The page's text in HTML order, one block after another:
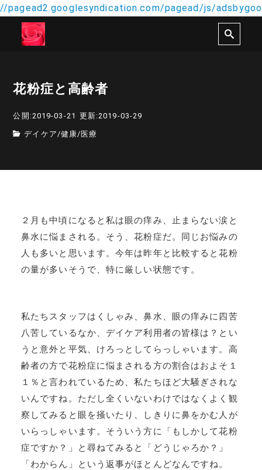
//pagead2.googlesyndication.com/pagead/js/
花粉症と高齢者
公開:2019-03-21 更新:2019-03-29
デイケア /健康/医療
２月も中頃になると私は眼の痒み、止まらない涙と
鼻水に悩まされる。そう、花粉症だ。同じお悩みの
人も多いと思います。今年は昨年と比較すると花粉
の量が多いそうで、特に厳しい状態です。
私たちスタッフはくしゃみ、鼻水、眼の痒みに四苦
八苦しているなか、デイケア利用者の皆様は？とい
うと意外と平気、けろっとしてらっしゃいます。高
齢者の方で花粉症に悩まされる方の割合はおよそ１
１％と言われているため、私たちほど大騒ぎされな
いんですね。ただし全くいないわけではなくよく観
察してみると眼を掻いたり、しきりに鼻をかむ人が
いらっしゃいます。そういう方に「もしかして花粉
症ですか？」と尋ねてみると「どうじゃろか？」
「わからん」という返事がほとんどなんですね。